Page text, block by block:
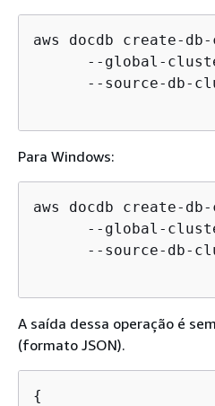
aws docdb create-
--global-
--source-db-
Para Windows:
aws docdb create-
--global-
--source-db-
A saída dessa operação é
(formato JSON).
{